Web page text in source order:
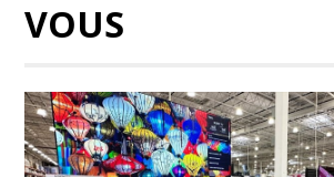
VOUS